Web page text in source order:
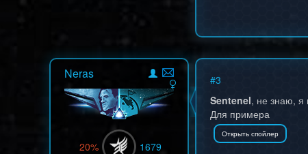
Neras
20% 1679
#3
Sentenel, не знаю, я
Для примера